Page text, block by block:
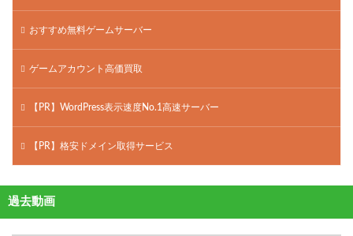
おすすめ無料ゲームサーバー
ゲームアカウント高価買取
【PR】WordPress表示速度No.1高速サーバー
【PR】格安ドメイン取得サービス
過去動画